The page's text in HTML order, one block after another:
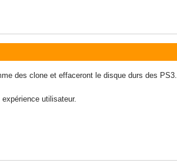
des clone et effaceront le disque durs des PS3.
utilisateur.